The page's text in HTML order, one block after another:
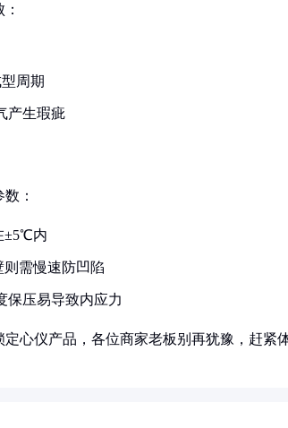
周期
产生瑕疵
：
±5℃内
则需慢速防凹陷
保压易导致内应力
心仪产品，各位商家老板别再犹豫，赶紧